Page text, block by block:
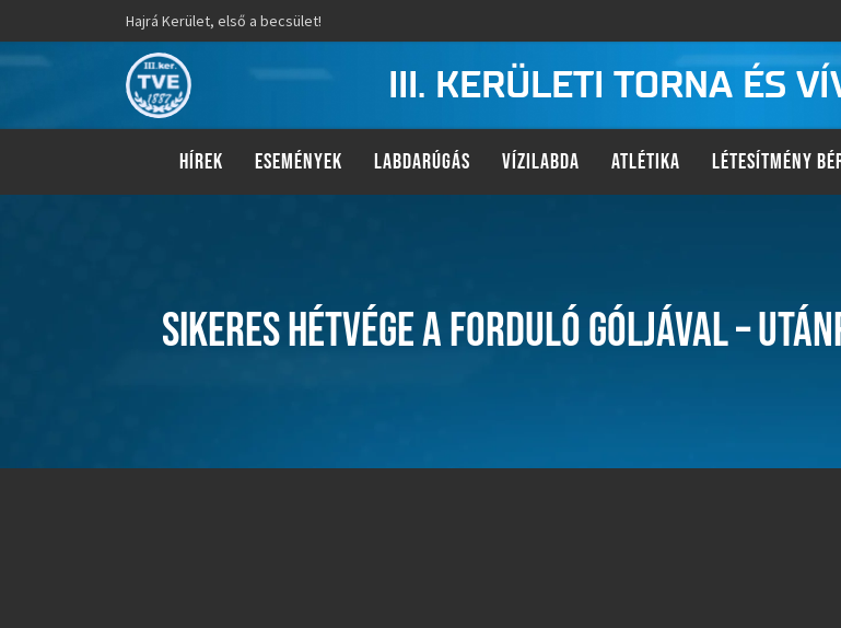
Hajrá Kerület, első a becsület!
III. KERÜLETI TORNA ÉS
HÍREK ESEMÉNYEK LABDARÚGÁS VÍZILABDA ATLÉTIKA LÉTESÍTMÉNY
SIKERES HÉTVÉGE A FORDULÓ GÓLJÁVAL –